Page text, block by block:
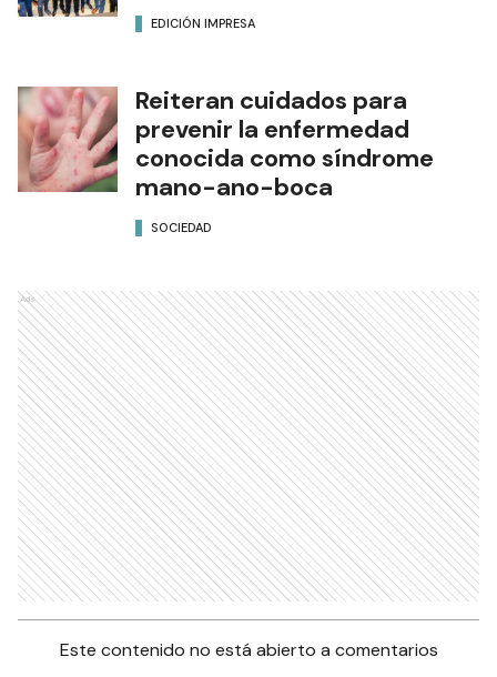
EDICIÓN IMPRESA
Reiteran cuidados para
prevenir la enfermedad
conocida como síndrome
mano-ano-boca
SOCIEDAD
Ads
Este contenido no está abierto a comentarios